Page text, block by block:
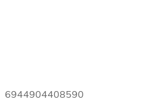
6944904408590